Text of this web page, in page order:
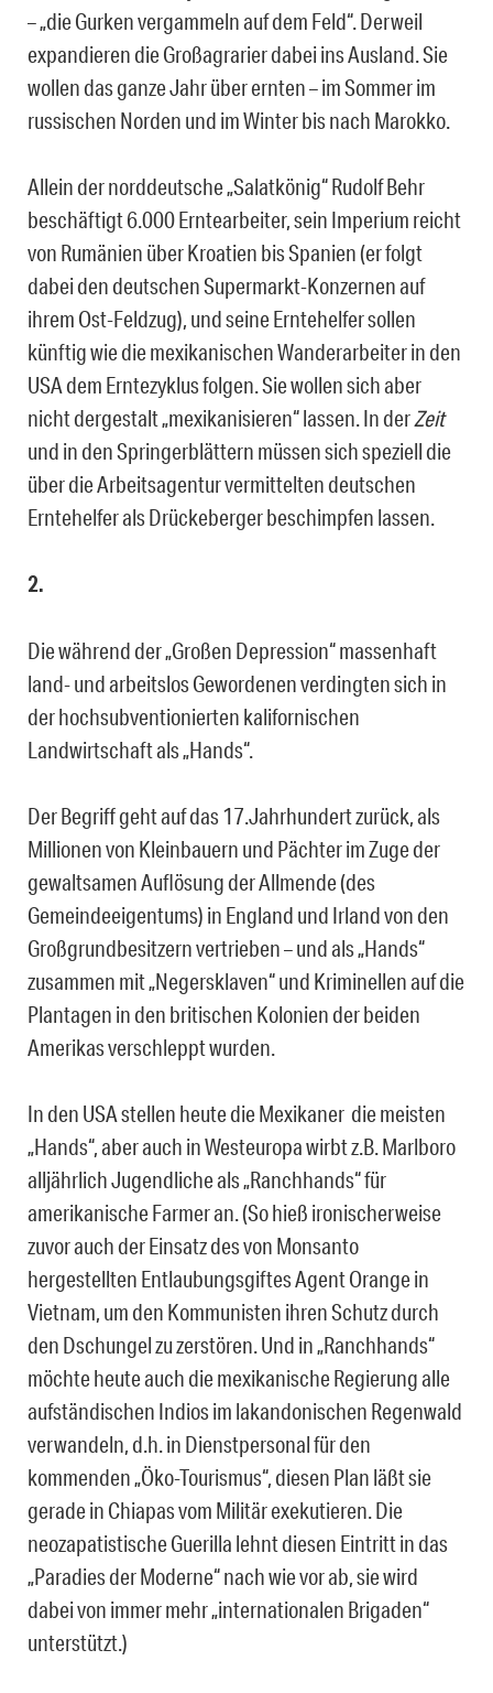
– „die Gurken vergammeln auf dem Feld“. Derweil
expandieren die Großagrarier dabei ins Ausland. Sie
wollen das ganze Jahr über ernten – im Sommer im
russischen Norden und im Winter bis nach Marokko.
Allein der norddeutsche „Salatkönig“ Rudolf Behr
beschäftigt 6.000 Erntearbeiter, sein Imperium reicht
von Rumänien über Kroatien bis Spanien (er folgt
dabei den deutschen Supermarkt-Konzernen auf
ihrem Ost-Feldzug), und seine Erntehelfer sollen
künftig wie die mexikanischen Wanderarbeiter in den
USA dem Erntezyklus folgen. Sie wollen sich aber
nicht dergestalt „mexikanisieren“ lassen. In derZeit
und in den Springerblättern müssen sich speziell die
über die Arbeitsagentur vermittelten deutschen
Erntehelfer als Drückeberger beschimpfen lassen.
2.
Die während der „Großen Depression“ massenhaft
land- und arbeitslos Gewordenen verdingten sich in
der hochsubventionierten kalifornischen
Landwirtschaft als „Hands“.
Der Begriff geht auf das 17.Jahrhundert zurück, als
Millionen von Kleinbauern und Pächter im Zuge der
gewaltsamen Auflösung der Allmende (des
Gemeindeeigentums) in England und Irland von den
Großgrundbesitzern vertrieben – und als „Hands“
zusammen mit „Negersklaven“ und Kriminellen auf die
Plantagen in den britischen Kolonien der beiden
Amerikas verschleppt wurden.
In den USA stellen heute die Mexikaner die meisten
„Hands“, aber auch in Westeuropa wirbt z.B. Marlboro
alljährlich Jugendliche als „Ranchhands“ für
amerikanische Farmer an. (So hieß ironischerweise
zuvor auch der Einsatz des von Monsanto
hergestellten Entlaubungsgiftes Agent Orange in
Vietnam, um den Kommunisten ihren Schutz durch
den Dschungel zu zerstören. Und in „Ranchhands“
möchte heute auch die mexikanische Regierung alle
aufständischen Indios im lakandonischen Regenwald
verwandeln, d.h. in Dienstpersonal für den
kommenden „Öko-Tourismus“, diesen Plan läßt sie
gerade in Chiapas vom Militär exekutieren. Die
neozapatistische Guerilla lehnt diesen Eintritt in das
„Paradies der Moderne“ nach wie vor ab, sie wird
dabei von immer mehr „internationalen Brigaden“
unterstützt.)